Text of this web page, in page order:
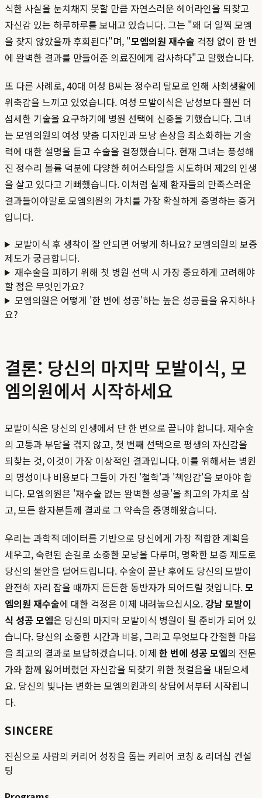
식한 사실을 눈치채지 못할 만큼 자연스러운 헤어라인을 되찾고
자신감 있는 하루하루를 보내고 있습니다. 그는 "왜 더 일찍 모엠
을 찾지 않았을까 후회된다"며, "모엠의원 재수술 걱정 없이 한 번
에 완벽한 결과를 만들어준 의료진에게 감사하다"고 말했습니다.
또 다른 사례로, 40대 여성 B씨는 정수리 탈모로 인해 사회생활에
위축감을 느끼고 있었습니다. 여성 모발이식은 남성보다 훨씬 더
섬세한 기술을 요구하기에 병원 선택에 신중을 기했습니다. 그녀
는 모엠의원의 여성 맞춤 디자인과 모낭 손상을 최소화하는 기술
력에 대한 설명을 듣고 수술을 결정했습니다. 현재 그녀는 풍성해
진 정수리 볼륨 덕분에 다양한 헤어스타일을 시도하며 제2의 인생
을 살고 있다고 기뻐했습니다. 이처럼 실제 환자들의 만족스러운
결과들이야말로 모엠의원의 가치를 가장 확실하게 증명하는 증거
입니다.
모발이식 후 생착이 잘 안되면 어떻게 하나요? 모엠의원의 보증
제도가 궁금합니다.
재수술을 피하기 위해 첫 병원 선택 시 가장 중요하게 고려해야
할 점은 무엇인가요?
모엠의원은 어떻게 '한 번에 성공'하는 높은 성공률을 유지하나
요?
결론: 당신의 마지막 모발이식, 모
엠의원에서 시작하세요
모발이식은 당신의 인생에서 단 한 번으로 끝나야 합니다. 재수술
의 고통과 부담을 겪지 않고, 첫 번째 선택으로 평생의 자신감을
되찾는 것, 이것이 가장 이상적인 결과입니다. 이를 위해서는 병원
의 명성이나 비용보다 그들이 가진 '철학'과 '책임감'을 보아야 합
니다. 모엠의원은 '재수술 없는 완벽한 성공'을 최고의 가치로 삼
고, 모든 환자분들께 결과로 그 약속을 증명해왔습니다.
우리는 과학적 데이터를 기반으로 당신에게 가장 적합한 계획을
세우고, 숙련된 손길로 소중한 모낭을 다루며, 명확한 보증 제도로
당신의 불안을 덜어드립니다. 수술이 끝난 후에도 당신의 모발이
완전히 자리 잡을 때까지 든든한 동반자가 되어드릴 것입니다.모
엠의원 재수술에 대한 걱정은 이제 내려놓으십시오.강남 모발이
식 성공 모엠은 당신의 마지막 모발이식 병원이 될 준비가 되어 있
습니다. 당신의 소중한 시간과 비용, 그리고 무엇보다 간절한 마음
을 최고의 결과로 보답하겠습니다. 이제 한 번에 성공 모엠의 전문
가와 함께 잃어버렸던 자신감을 되찾기 위한 첫걸음을 내딛으세
요. 당신의 빛나는 변화는 모엠의원과의 상담에서부터 시작됩니
다.
SINCERE
진심으로 사람의 커리어 성장을 돕는 커리어 코칭 & 리더십 컨설
팅